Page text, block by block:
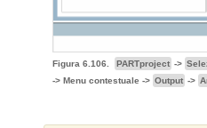
Figura 6.106. PARTproject ->
-> Menu contestuale -> Output ->